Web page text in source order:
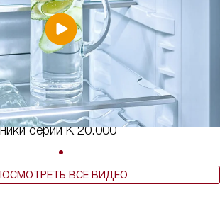
серии К 20.000
ВСЕ ВИДЕО